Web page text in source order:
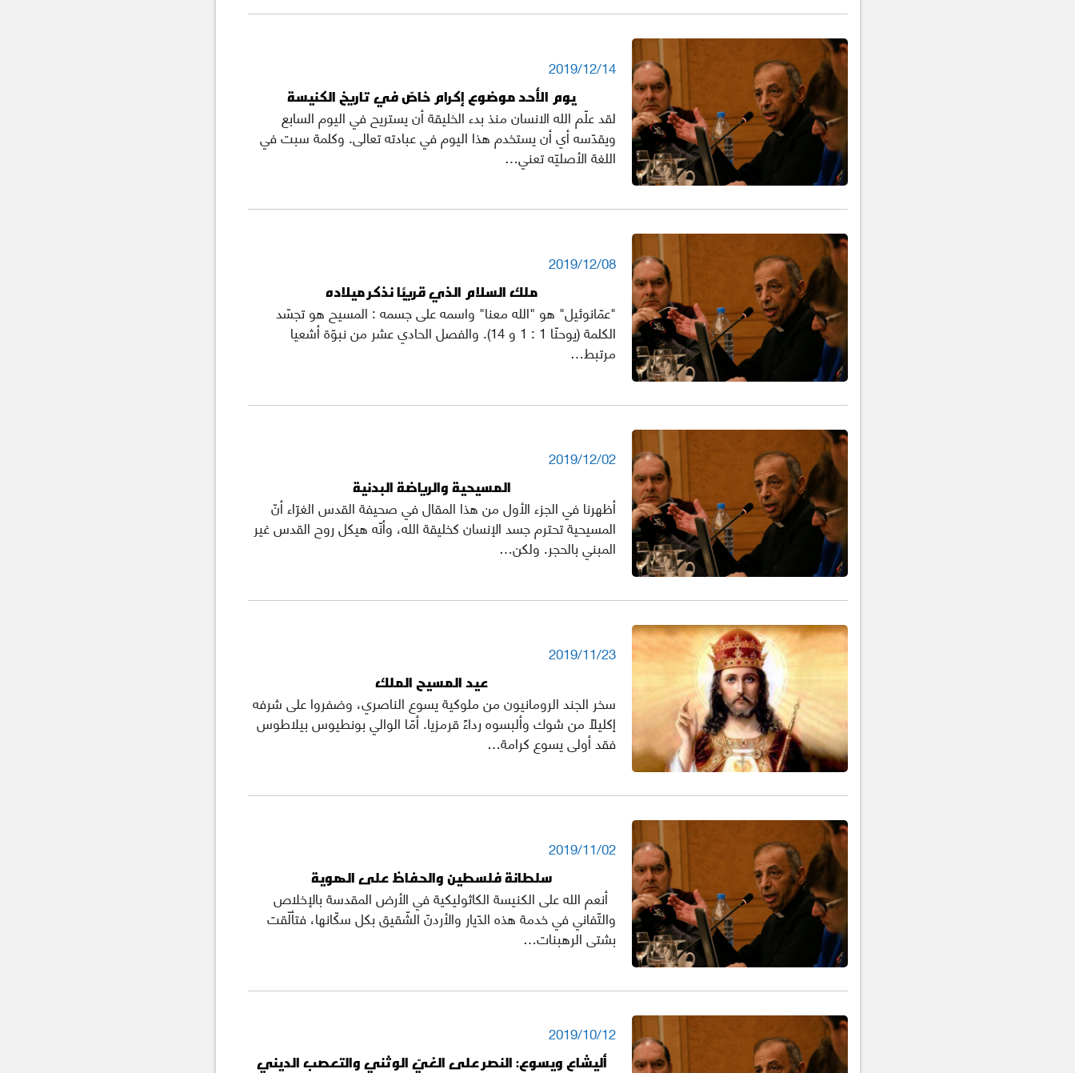
2019/12/14
يوم الأحد موضوع إكرام خاصّ في تاريخ الكنيسة
لقد علّم الله الانسان منذ بدء الخليقة أن يستريح في اليوم السابع
ويقدّسه أي أن يستخدم هذا اليوم في عبادته تعالى. وكلمة سبت في
اللغة الأصليّه تعني…
2019/12/08
ملك السلام الذي قريبًا نذكر ميلاده
"عمّانوئيل" هو "الله معنا" واسمه على جسمه : المسيح هو تجسّد
الكلمة (يوحنّا 1 : 1 و 14). والفصل الحادي عشر من نبوّة أشعيا
مرتبط…
2019/12/02
المسيحية والرياضة البدنية
أظهرنا في الجزء الأول من هذا المقال في صحيفة القدس الغرّاء أنّ
المسيحية تحترم جسد الإنسان كخليقة الله، وأنّه هيكل روح القدس غير
المبني بالحجر. ولكن…
2019/11/23
عيد المسيح الملك
سخر الجند الرومانيون من ملوكية يسوع الناصري، وضفروا على شرفه
إكليلاً من شوك وألبسوه رداءً قرمزيا. أمّا الوالي بونطيوس بيلاطوس
فقد أولى يسوع كرامة…
2019/11/02
سلطانة فلسطين والحفاظ على الهوية
أنعم الله على الكنيسة الكاثوليكية في الأرض المقدسة بالإخلاص
والتّفاني في خدمة هذه الدّيار والأردنّ الشّقيق بكل سكّانها، فتألّقت
بشتى الرهبنات…
2019/10/12
أليشاع ويسوع: النصر على الغيّ الوثني والتعصب الديني